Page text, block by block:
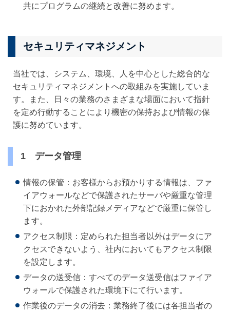
共にプログラムの継続と改善に努めます。
セキュリティマネジメント
当社では、システム、環境、人を中心とした総合的な
セキュリティマネジメントへの取組みを実施していま
す。また、日々の業務のさまざまな場面において指針
を定め行動することにより機密の保持および情報の保
護に努めています。
1 データ管理
情報の保管：お客様からお預かりする情報は、ファ
イアウォールなどで保護されたサーバや厳重な管理
下におかれた外部記録メディアなどで厳重に保管し
ます。
アクセス制限：定められた担当者以外はデータにア
クセスできないよう、社内においてもアクセス制限
を設定します。
データの送受信：すべてのデータ送受信はファイア
ウォールで保護された環境下にて行います。
作業後のデータの消去：業務終了後には各担当者の